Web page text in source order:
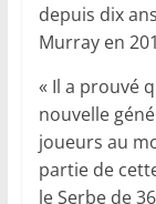
depuis dix
Murray en
« Il a prouvé
nouvelle
joueurs au
partie de
le Serbe de